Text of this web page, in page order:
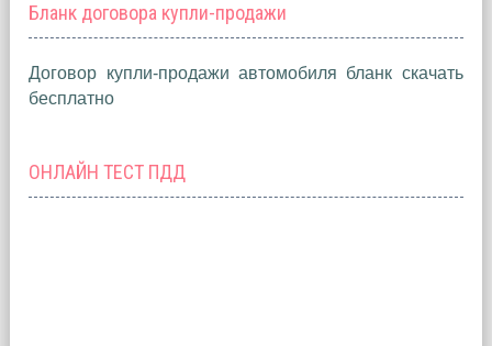
Бланк договора купли-продажи
Договор купли-продажи автомобиля бланк скачать
бесплатно
ОНЛАЙН ТЕСТ ПДД